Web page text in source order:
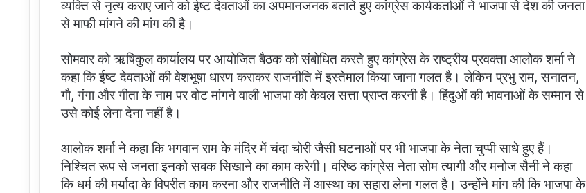
व्यक्ति से नृत्य कराए जाने को ईष्ट देवताओं का अपमानजनक बताते हुए कांग्रेस कार्यकर्ताओं ने भाजपा से देश की जनता
से माफी मांगने की मांग की है।
सोमवार को ऋषिकुल कार्यालय पर आयोजित बैठक को संबोधित करते हुए कांग्रेस के राष्ट्रीय प्रवक्ता आलोक शर्मा ने
कहा कि ईष्ट देवताओं की वेशभूषा धारण कराकर राजनीति में इस्तेमाल किया जाना गलत है। लेकिन प्रभु राम, सनातन,
गौ, गंगा और गीता के नाम पर वोट मांगने वाली भाजपा को केवल सत्ता प्राप्त करनी है। हिंदुओं की भावनाओं के सम्मान से
उसे कोई लेना देना नहीं है।
आलोक शर्मा ने कहा कि भगवान राम के मंदिर में चंदा चोरी जैसी घटनाओं पर भी भाजपा के नेता चुप्पी साधे हुए हैं।
निश्चित रूप से जनता इनको सबक सिखाने का काम करेगी। वरिष्ठ कांग्रेस नेता सोम त्यागी और मनोज सैनी ने कहा
कि धर्म की मर्यादा के विपरीत काम करना और राजनीति में आस्था का सहारा लेना गलत है। उन्होंने मांग की कि भाजपा के